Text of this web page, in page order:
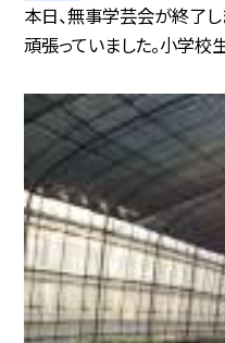
本日、無事学芸会が終了
頑張っていました。小学校